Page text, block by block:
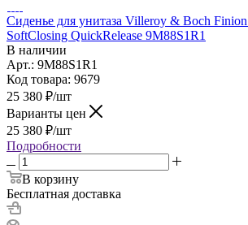
Сиденье для унитаза Villeroy & Boch
SoftClosing QuickRelease 9M88S1R1
В наличии
Арт.: 9M88S1R1
Код товара: 9679
25 380 ₽/шт
Варианты цен
25 380 ₽/шт
Подробности
В корзину
Бесплатная доставка